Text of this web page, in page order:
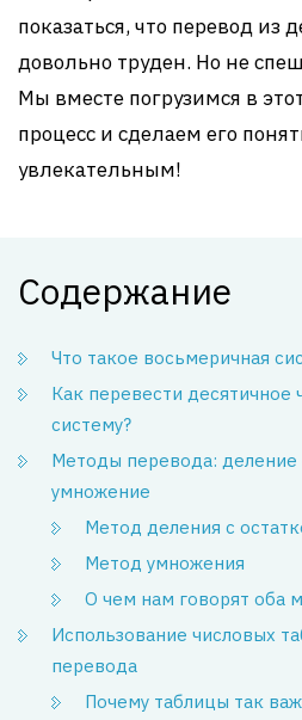
показаться, что перевод из
довольно труден. Но не
Мы вместе погрузимся в
процесс и сделаем его
увлекательным!
Содержание
Что такое восьмеричная
Как перевести десятичное
систему?
Методы перевода: деление
умножение
Метод деления с
Метод умножения
О чем нам говорят оба
Использование числовых
перевода
Почему таблицы так